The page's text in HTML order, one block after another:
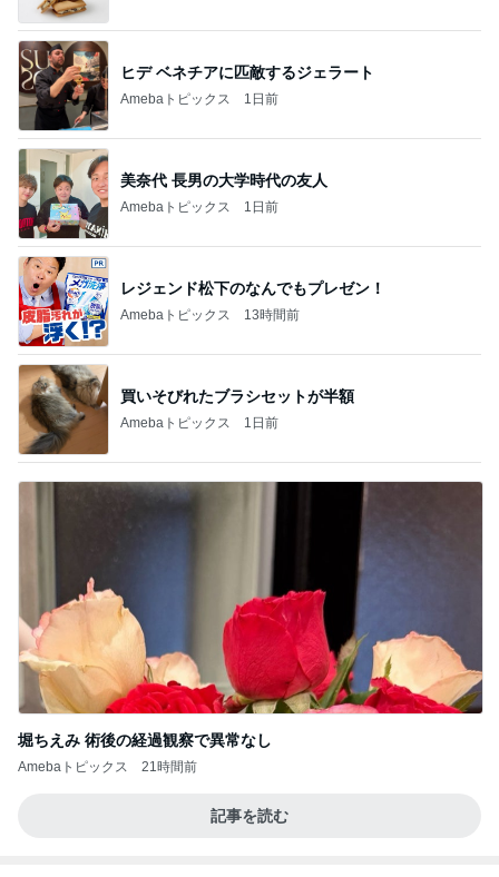
ヒデ ベネチアに匹敵するジェラート
Amebaトピックス 1日前
美奈代 長男の大学時代の友人
Amebaトピックス 1日前
レジェンド松下のなんでもプレゼン！
Amebaトピックス 13時間前
買いそびれたブラシセットが半額
Amebaトピックス 1日前
堀ちえみ 術後の経過観察で異常なし
Amebaトピックス 21時間前
記事を読む